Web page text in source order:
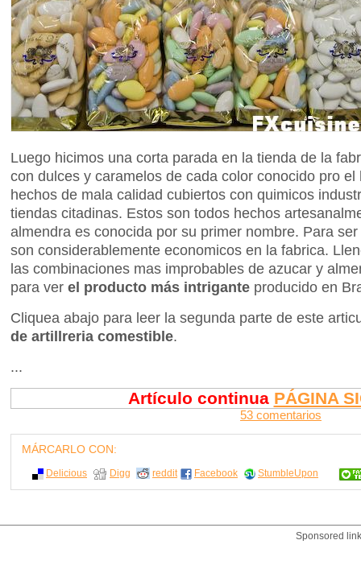
Luego hicimos una corta parada en la tienda de la
con dulces y caramelos de cada color conocido pro
hechos de mala calidad cubiertos con quimicos
tiendas citadinas. Estos son todos hechos
almendra es conocida por su primer nombre. Para
son considerablemente economicos en la fabrica.
las combinaciones mas improbables de azucar y
para ver el producto más intrigante producido en
Cliquea abajo para leer la segunda parte de este
de artillreria comestible.
...
Artículo continua PÁGINA
53 comentarios
MÁRCARLO CON:
Delicious Digg reddit Facebook StumbleUpon
Sponsored